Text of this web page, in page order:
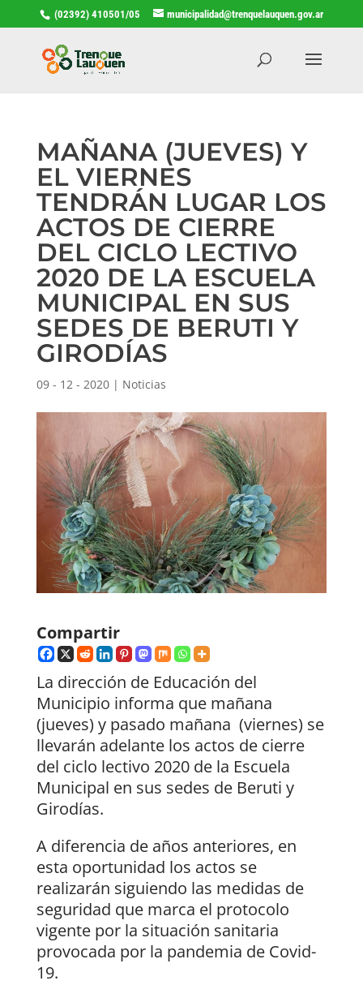
(02392) 410501/05 municipalidad@trenquelauquen.gov.ar
MAÑANA (JUEVES) Y
EL VIERNES
TENDRÁN LUGAR LOS
ACTOS DE CIERRE
DEL CICLO LECTIVO
2020 DE LA ESCUELA
MUNICIPAL EN SUS
SEDES DE BERUTI Y
GIRODÍAS
09 - 12 - 2020| Noticias
Compartir
La dirección de Educación del
Municipio informa que mañana
(jueves) y pasado mañana (viernes) se
llevarán adelante los actos de cierre
del ciclo lectivo 2020 de la Escuela
Municipal en sus sedes de Beruti y
Girodías.
A diferencia de años anteriores, en
esta oportunidad los actos se
realizarán siguiendo las medidas de
seguridad que marca el protocolo
vigente por la situación sanitaria
provocada por la pandemia de Covid-
19.